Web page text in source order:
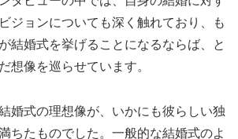
ジョンについても深く触れており、も
結婚式を挙げることになるならば、と
想像を巡らせています。
婚式の理想像が、いかにも彼らしい独
ちたものでした。一般的な結婚式のよ